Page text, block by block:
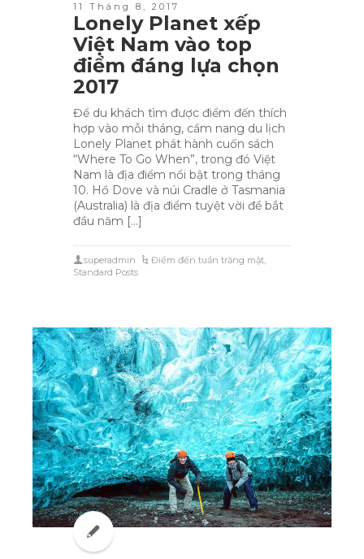
11 Tháng 8, 2017
Lonely Planet xếp
Việt Nam vào top
điểm đáng lựa chọn
2017
Để du khách tìm được điểm đến thích
hợp vào mỗi tháng, cẩm nang du lịch
Lonely Planet phát hành cuốn sách
“Where To Go When”, trong đó Việt
Nam là địa điểm nổi bật trong tháng
10. Hồ Dove và núi Cradle ở Tasmania
(Australia) là địa điểm tuyệt vời để bắt
đầu năm […]
superadmin Điểm đến tuần trăng mật,
Standard Posts